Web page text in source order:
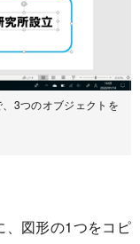
3つのオブジェクトを
、図形の1つをコピ